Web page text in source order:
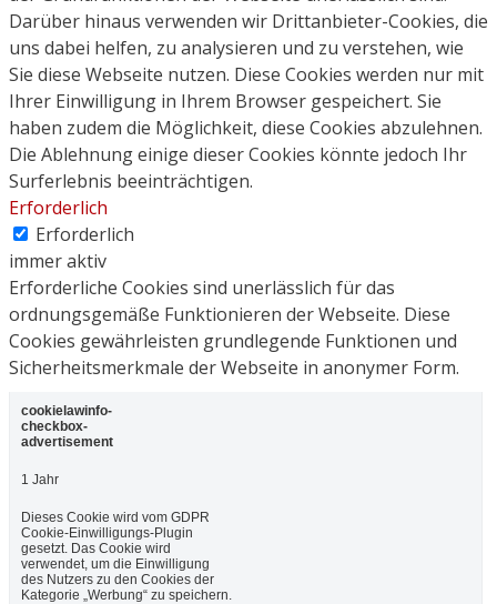
Darüber hinaus verwenden wir Drittanbieter-Cookies, die
uns dabei helfen, zu analysieren und zu verstehen, wie
Sie diese Webseite nutzen. Diese Cookies werden nur mit
Ihrer Einwilligung in Ihrem Browser gespeichert. Sie
haben zudem die Möglichkeit, diese Cookies abzulehnen.
Die Ablehnung einige dieser Cookies könnte jedoch Ihr
Surferlebnis beeinträchtigen.
Erforderlich
Erforderlich
immer aktiv
Erforderliche Cookies sind unerlässlich für das
ordnungsgemäße Funktionieren der Webseite. Diese
Cookies gewährleisten grundlegende Funktionen und
Sicherheitsmerkmale der Webseite in anonymer Form.
cookielawinfo-
checkbox-
advertisement
1 Jahr
Dieses Cookie wird vom GDPR
Cookie-Einwilligungs-Plugin
gesetzt. Das Cookie wird
verwendet, um die Einwilligung
des Nutzers zu den Cookies der
Kategorie „Werbung“ zu speichern.